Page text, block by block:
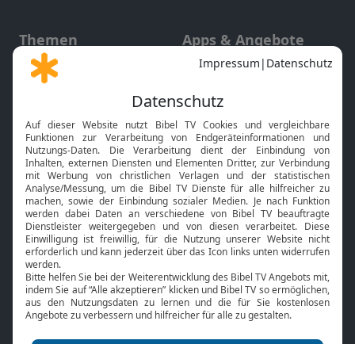
Themen
Gott und Bibel erklärt
Neuigkeiten
Apps & Angebote
Mobile App
Smart TV
HbbTV
Bibelthek Online-Bibel
Nächster Gottesdienst
Bibel TV
Über uns
Jobs
Service
Kontakt
TV-Empfang